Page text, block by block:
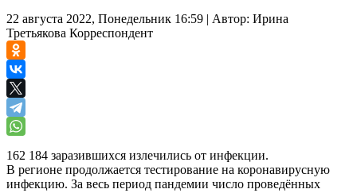
22 августа 2022, Понедельник 16:59 | Автор: Ирина
Третьякова Корреспондент
162 184 заразившихся излечились от инфекции.
В регионе продолжается тестирование на коронавирусную
инфекцию. За весь период пандемии число проведённых